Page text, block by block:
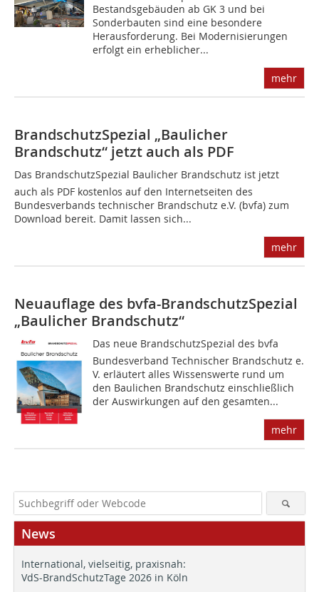
Bestandsgebäuden ab GK 3 und bei
Sonderbauten sind eine besondere
Herausforderung. Bei Modernisierungen
erfolgt ein erheblicher...
mehr
BrandschutzSpezial „Baulicher
Brandschutz“ jetzt auch als PDF
Das BrandschutzSpezial Baulicher Brandschutz ist jetzt
auch als PDF kostenlos auf den Internetseiten des
Bundesverbands technischer Brandschutz e.V. (bvfa) zum
Download bereit. Damit lassen sich...
mehr
Neuauflage des bvfa-BrandschutzSpezial
„Baulicher Brandschutz“
Das neue BrandschutzSpezial des bvfa 
Bundesverband Technischer Brandschutz e.
V. erläutert alles Wissenswerte rund um
den Baulichen Brandschutz einschließlich
der Auswirkungen auf den gesamten...
mehr
News
International, vielseitig, praxisnah:
VdS-BrandSchutzTage 2026 in Köln